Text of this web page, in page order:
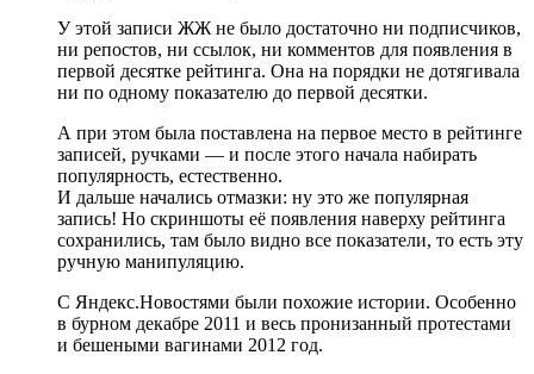
У этой записи ЖЖ не было достаточно ни подписчиков,
ни репостов, ни ссылок, ни комментов для появления в
первой десятке рейтинга. Она на порядки не дотягивала
ни по одному показателю до первой десятки.
А при этом была поставлена на первое место в рейтинге
записей, ручками — и после этого начала набирать
популярность, естественно.
И дальше начались отмазки: ну это же популярная
запись! Но скриншоты её появления наверху рейтинга
сохранились, там было видно все показатели, то есть эту
ручную манипуляцию.
С Яндекс.Новостями были похожие истории. Особенно
в бурном декабре 2011 и весь пронизанный протестами
и бешеными вагинами 2012 год.